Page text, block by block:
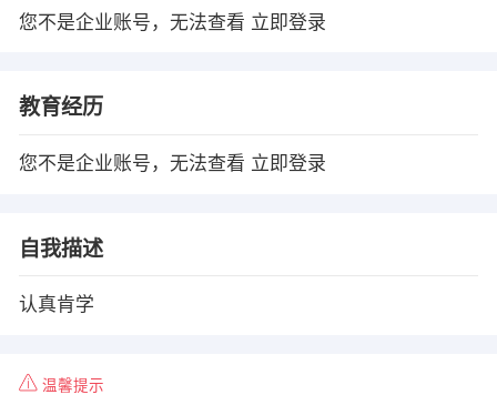
您不是企业账号，无法查看 立即登录
教育经历
您不是企业账号，无法查看 立即登录
自我描述
认真肯学
温馨提示